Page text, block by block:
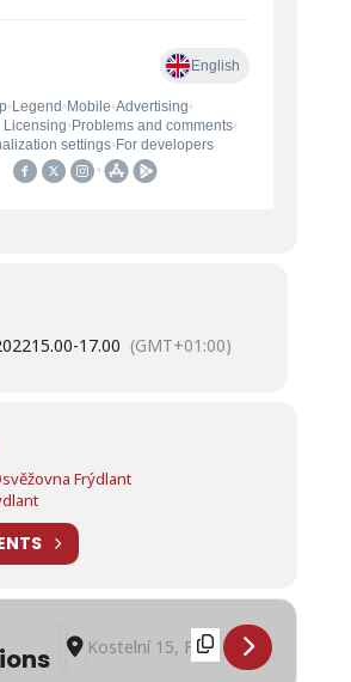
15.00-17.00 (GMT+01:00)
Frýdlant
Address - Pohádka Jak šel Ježíšek
Destination Address - Pohádka